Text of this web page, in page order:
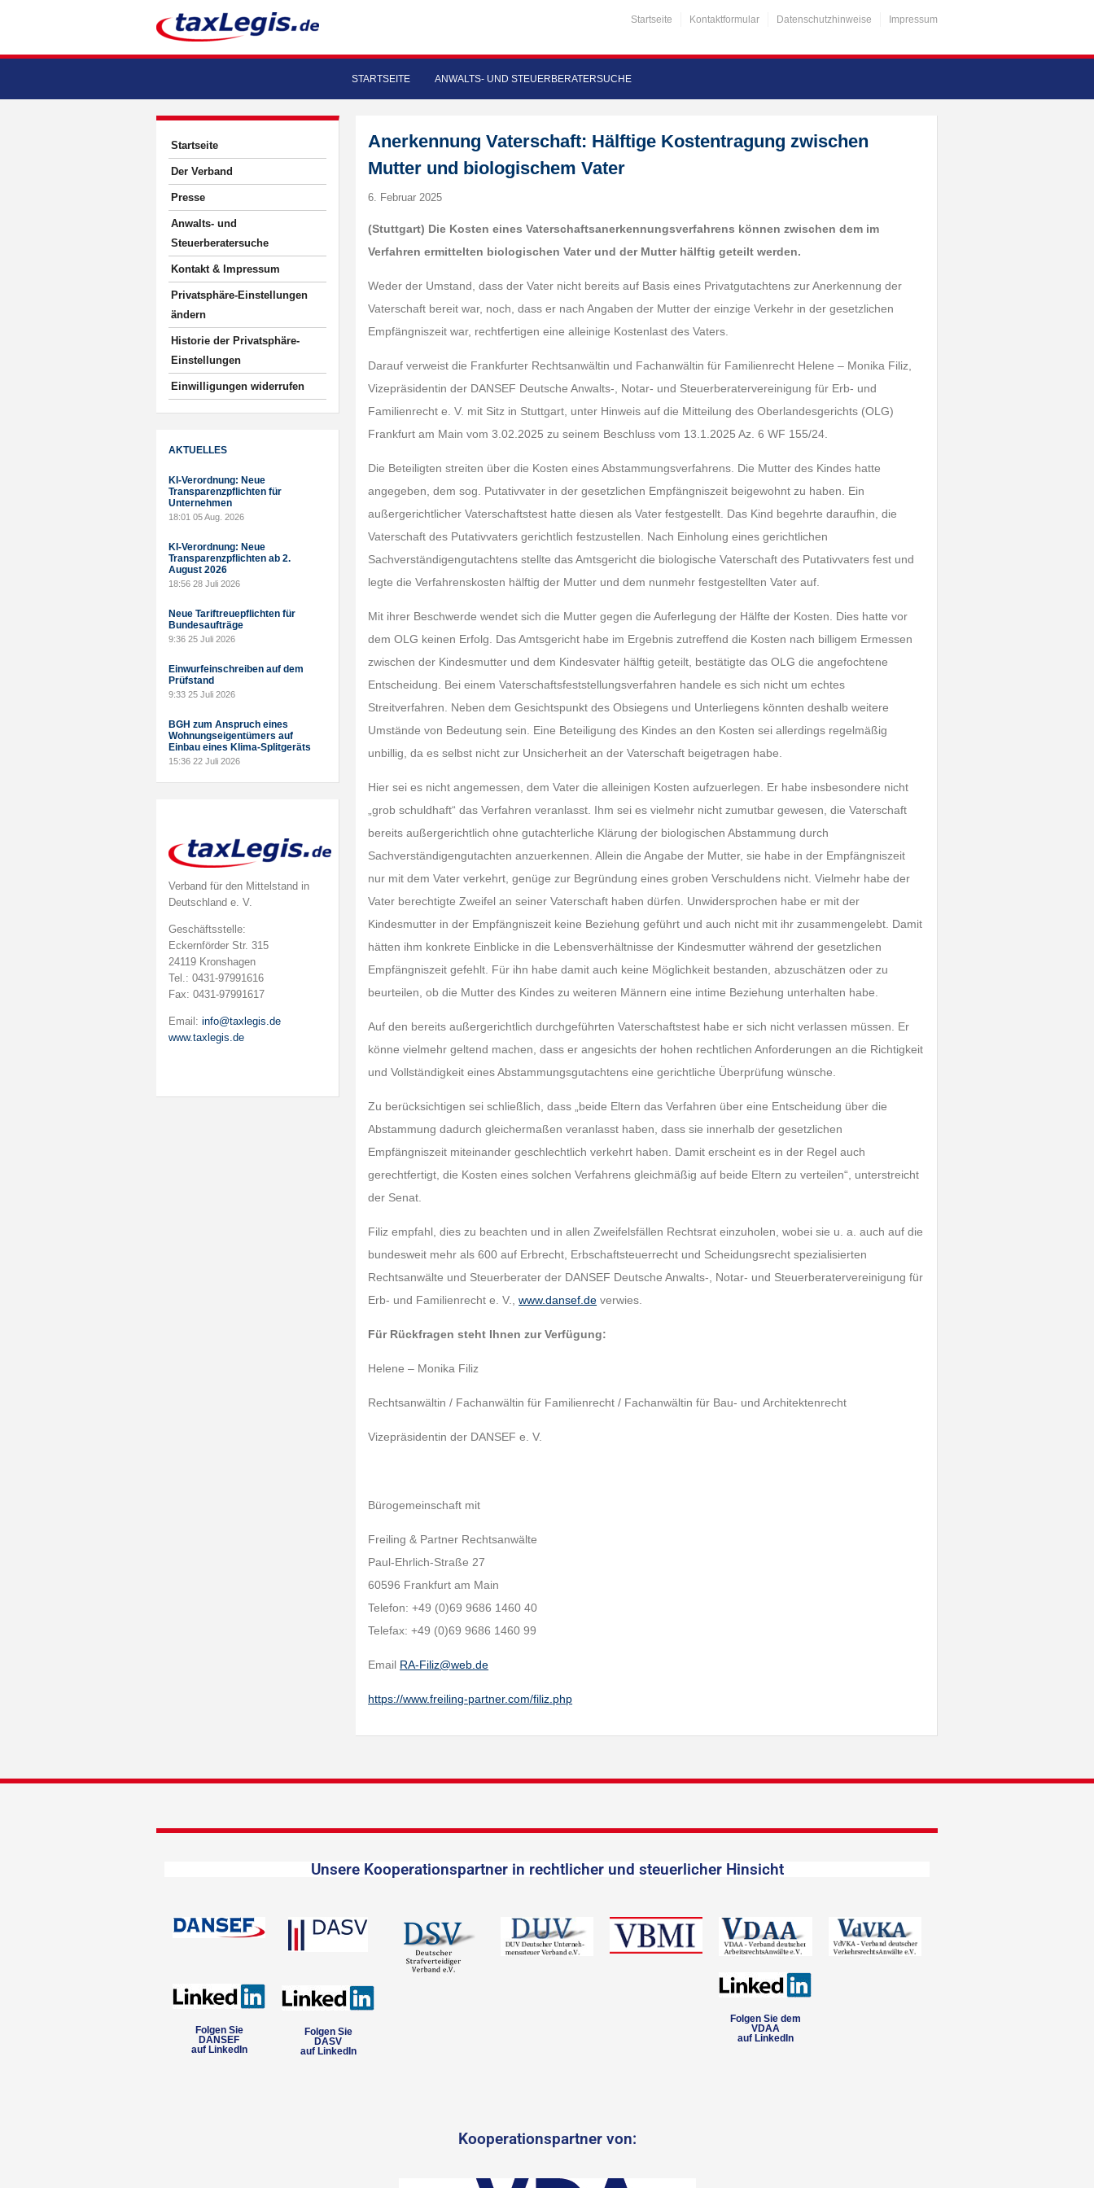
Startseite Kontaktformular Datenschutzhinweise Impressum
STARTSEITE ANWALTS- UND STEUERBERATERSUCHE
Startseite
Der Verband
Presse
Anwalts- und
Steuerberatersuche
Kontakt & Impressum
Privatsphäre-Einstellungen
ändern
Historie der Privatsphäre-
Einstellungen
Einwilligungen widerrufen
AKTUELLES
KI-Verordnung: Neue
Transparenzpflichten für
Unternehmen
18:01 05 Aug. 2026
KI-Verordnung: Neue
Transparenzpflichten ab 2.
August 2026
18:56 28 Juli 2026
Neue Tariftreuepflichten für
Bundesaufträge
9:36 25 Juli 2026
Einwurfeinschreiben auf dem
Prüfstand
9:33 25 Juli 2026
BGH zum Anspruch eines
Wohnungseigentümers auf
Einbau eines Klima-Splitgeräts
15:36 22 Juli 2026
Verband für den Mittelstand in
Deutschland e. V.
Geschäftsstelle:
Eckernförder Str. 315
24119 Kronshagen
Tel.: 0431-97991616
Fax: 0431-97991617
Email: info@taxlegis.de
www.taxlegis.de
Anerkennung Vaterschaft: Hälftige Kostentragung zwischen
Mutter und biologischem Vater
6. Februar 2025
(Stuttgart) Die Kosten eines Vaterschaftsanerkennungsverfahrens können zwischen dem im
Verfahren ermittelten biologischen Vater und der Mutter hälftig geteilt werden.
Weder der Umstand, dass der Vater nicht bereits auf Basis eines Privatgutachtens zur Anerkennung der
Vaterschaft bereit war, noch, dass er nach Angaben der Mutter der einzige Verkehr in der gesetzlichen
Empfängniszeit war, rechtfertigen eine alleinige Kostenlast des Vaters.
Darauf verweist die Frankfurter Rechtsanwältin und Fachanwältin für Familienrecht Helene – Monika Filiz,
Vizepräsidentin der DANSEF Deutsche Anwalts-, Notar- und Steuerberatervereinigung für Erb- und
Familienrecht e. V. mit Sitz in Stuttgart, unter Hinweis auf die Mitteilung des Oberlandesgerichts (OLG)
Frankfurt am Main vom 3.02.2025 zu seinem Beschluss vom 13.1.2025 Az. 6 WF 155/24.
Die Beteiligten streiten über die Kosten eines Abstammungsverfahrens. Die Mutter des Kindes hatte
angegeben, dem sog. Putativvater in der gesetzlichen Empfängniszeit beigewohnt zu haben. Ein
außergerichtlicher Vaterschaftstest hatte diesen als Vater festgestellt. Das Kind begehrte daraufhin, die
Vaterschaft des Putativvaters gerichtlich festzustellen. Nach Einholung eines gerichtlichen
Sachverständigengutachtens stellte das Amtsgericht die biologische Vaterschaft des Putativvaters fest und
legte die Verfahrenskosten hälftig der Mutter und dem nunmehr festgestellten Vater auf.
Mit ihrer Beschwerde wendet sich die Mutter gegen die Auferlegung der Hälfte der Kosten. Dies hatte vor
dem OLG keinen Erfolg. Das Amtsgericht habe im Ergebnis zutreffend die Kosten nach billigem Ermessen
zwischen der Kindesmutter und dem Kindesvater hälftig geteilt, bestätigte das OLG die angefochtene
Entscheidung. Bei einem Vaterschaftsfeststellungsverfahren handele es sich nicht um echtes
Streitverfahren. Neben dem Gesichtspunkt des Obsiegens und Unterliegens könnten deshalb weitere
Umstände von Bedeutung sein. Eine Beteiligung des Kindes an den Kosten sei allerdings regelmäßig
unbillig, da es selbst nicht zur Unsicherheit an der Vaterschaft beigetragen habe.
Hier sei es nicht angemessen, dem Vater die alleinigen Kosten aufzuerlegen. Er habe insbesondere nicht
„grob schuldhaft“ das Verfahren veranlasst. Ihm sei es vielmehr nicht zumutbar gewesen, die Vaterschaft
bereits außergerichtlich ohne gutachterliche Klärung der biologischen Abstammung durch
Sachverständigengutachten anzuerkennen. Allein die Angabe der Mutter, sie habe in der Empfängniszeit
nur mit dem Vater verkehrt, genüge zur Begründung eines groben Verschuldens nicht. Vielmehr habe der
Vater berechtigte Zweifel an seiner Vaterschaft haben dürfen. Unwidersprochen habe er mit der
Kindesmutter in der Empfängniszeit keine Beziehung geführt und auch nicht mit ihr zusammengelebt. Damit
hätten ihm konkrete Einblicke in die Lebensverhältnisse der Kindesmutter während der gesetzlichen
Empfängniszeit gefehlt. Für ihn habe damit auch keine Möglichkeit bestanden, abzuschätzen oder zu
beurteilen, ob die Mutter des Kindes zu weiteren Männern eine intime Beziehung unterhalten habe.
Auf den bereits außergerichtlich durchgeführten Vaterschaftstest habe er sich nicht verlassen müssen. Er
könne vielmehr geltend machen, dass er angesichts der hohen rechtlichen Anforderungen an die Richtigkeit
und Vollständigkeit eines Abstammungsgutachtens eine gerichtliche Überprüfung wünsche.
Zu berücksichtigen sei schließlich, dass „beide Eltern das Verfahren über eine Entscheidung über die
Abstammung dadurch gleichermaßen veranlasst haben, dass sie innerhalb der gesetzlichen
Empfängniszeit miteinander geschlechtlich verkehrt haben. Damit erscheint es in der Regel auch
gerechtfertigt, die Kosten eines solchen Verfahrens gleichmäßig auf beide Eltern zu verteilen“, unterstreicht
der Senat.
Filiz empfahl, dies zu beachten und in allen Zweifelsfällen Rechtsrat einzuholen, wobei sie u. a. auch auf die
bundesweit mehr als 600 auf Erbrecht, Erbschaftsteuerrecht und Scheidungsrecht spezialisierten
Rechtsanwälte und Steuerberater der DANSEF Deutsche Anwalts-, Notar- und Steuerberatervereinigung für
Erb- und Familienrecht e. V.,www.dansef.de verwies.
Für Rückfragen steht Ihnen zur Verfügung:
Helene – Monika Filiz
Rechtsanwältin / Fachanwältin für Familienrecht / Fachanwältin für Bau- und Architektenrecht
Vizepräsidentin der DANSEF e. V.
Bürogemeinschaft mit
Freiling & Partner Rechtsanwälte
Paul-Ehrlich-Straße 27
60596 Frankfurt am Main
Telefon: +49 (0)69 9686 1460 40
Telefax: +49 (0)69 9686 1460 99
Email RA-Filiz@web.de
https://www.freiling-partner.com/filiz.php
Unsere Kooperationspartner in rechtlicher und steuerlicher Hinsicht
Folgen Sie
DANSEF
auf LinkedIn
Folgen Sie
DASV
auf LinkedIn
Folgen Sie dem
VDAA
auf LinkedIn
Kooperationspartner von: